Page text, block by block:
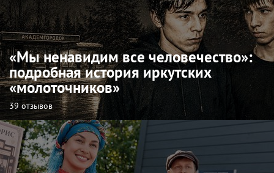
«Мы ненавидим все человечество»:
подробная история иркутских
«молоточников»
39 отзывов